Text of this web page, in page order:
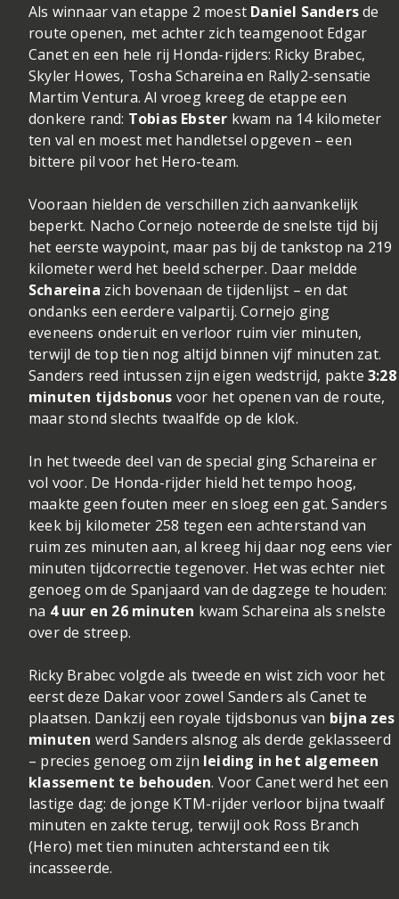
Als winnaar van etappe 2 moest Daniel Sandersde
route openen, met achter zich teamgenoot Edgar
Canet en een hele rij Honda-rijders: Ricky Brabec,
Skyler Howes, Tosha Schareina en Rally2-sensatie
Martim Ventura. Al vroeg kreeg de etappe een
donkere rand: Tobias Ebster kwam na 14 kilometer
ten val en moest met handletsel opgeven – een
bittere pil voor het Hero-team.
Vooraan hielden de verschillen zich aanvankelijk
beperkt. Nacho Cornejo noteerde de snelste tijd bij
het eerste waypoint, maar pas bij de tankstop na 219
kilometer werd het beeld scherper. Daar meldde
Schareina zich bovenaan de tijdenlijst – en dat
ondanks een eerdere valpartij. Cornejo ging
eveneens onderuit en verloor ruim vier minuten,
terwijl de top tien nog altijd binnen vijf minuten zat.
Sanders reed intussen zijn eigen wedstrijd, pakte3:28
minuten tijdsbonus voor het openen van de route,
maar stond slechts twaalfde op de klok.
In het tweede deel van de special ging Schareina er
vol voor. De Honda-rijder hield het tempo hoog,
maakte geen fouten meer en sloeg een gat. Sanders
keek bij kilometer 258 tegen een achterstand van
ruim zes minuten aan, al kreeg hij daar nog eens vier
minuten tijdcorrectie tegenover. Het was echter niet
genoeg om de Spanjaard van de dagzege te houden:
na 4 uur en 26 minuten kwam Schareina als snelste
over de streep.
Ricky Brabec volgde als tweede en wist zich voor het
eerst deze Dakar voor zowel Sanders als Canet te
plaatsen. Dankzij een royale tijdsbonus van bijna zes
minuten werd Sanders alsnog als derde geklasseerd
– precies genoeg om zijn leiding in het algemeen
klassement te behouden. Voor Canet werd het een
lastige dag: de jonge KTM-rijder verloor bijna twaalf
minuten en zakte terug, terwijl ook Ross Branch
(Hero) met tien minuten achterstand een tik
incasseerde.